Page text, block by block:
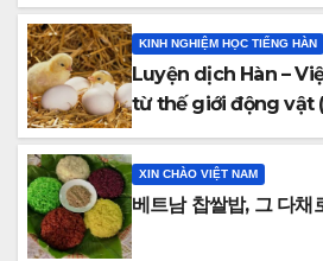
KINH NGHIỆM HỌC TIẾNG HÀN
Luyện dịch Hàn –
từ thế giới động vật
XIN CHÀO VIỆT NAM
베트남 찹쌀밥, 그 다채